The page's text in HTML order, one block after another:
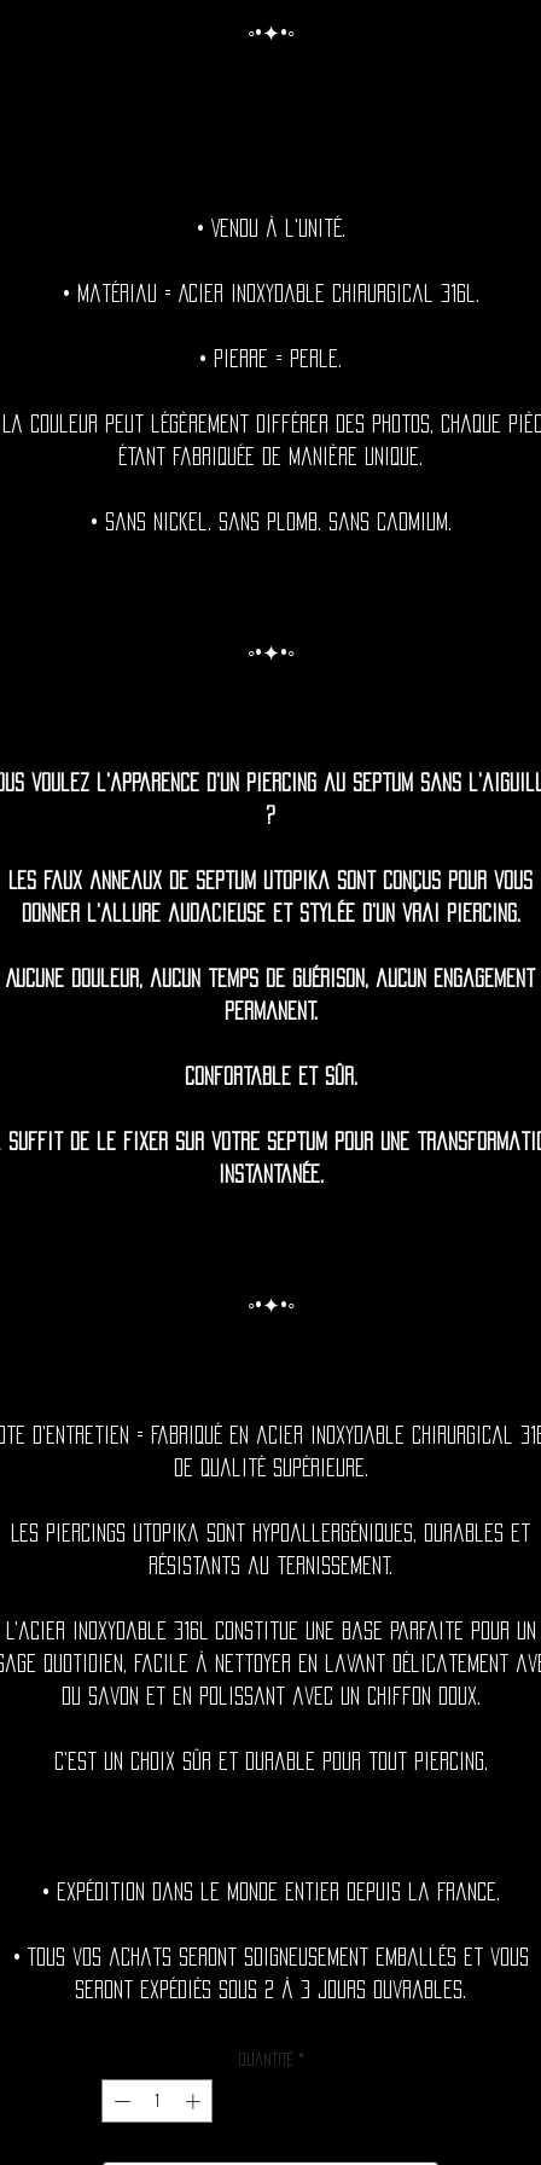
◦•✦•◦
• Vendu à l'unité.
• Matériau = Acier inoxydable chirurgical 316l.
• Pierre = Perle.
La couleur peut légèrement différer des photos, chaque
étant fabriquée de manière unique.
• Sans nickel. Sans plomb. Sans cadmium.
◦•✦•◦
voulez l'apparence d'un piercing au septum sans
?
Les faux anneaux de septum Utopika sont conçus pour vous
donner l'allure audacieuse et stylée d'un vrai piercing.
Aucune douleur, aucun temps de guérison, aucun engagement
permanent.
Confortable et sûr.
de le fixer sur votre septum pour une
instantanée.
◦•✦•◦
d'entretien = Fabriqué en acier inoxydable chirurgical
de qualité supérieure.
Les piercings Utopika sont hypoallergéniques, durables et
résistants au ternissement.
L'acier inoxydable 316L constitue une base parfaite pour un
quotidien, facile à nettoyer en lavant délicatement
du savon et en polissant avec un chiffon doux.
C'est un choix sûr et durable pour tout piercing.
• Expédition dans le monde entier depuis la France.
• Tous vos achats seront soigneusement emballés et vous
seront expédiés sous 2 à 3 jours ouvrables.
Quantité *